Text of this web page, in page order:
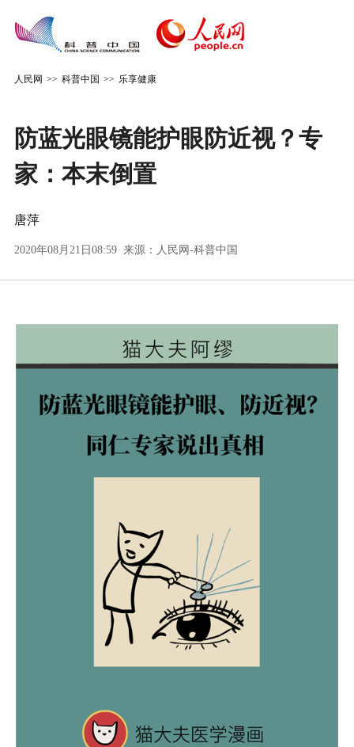
人民网 >> 科普中国 >> 乐享健康
防蓝光眼镜能护眼防近视？专
家：本末倒置
唐萍
2020年08月21日08:59 来源： 人民网-科普中国